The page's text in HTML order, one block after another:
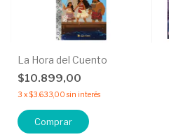
La Hora del Cuento
$10.899,00
3 x$3.633,00 sin interés
Comprar